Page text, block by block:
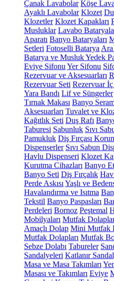
Çanak Lavabolar Köşe
Ayaklı Lavabolar Klozet
Klozetler Klozet Kapakları
Musluklar Lavabo
Aparatı Banyo Bataryaları
Setleri Fotoselli Batarya
Batarya ve Musluk Yedek
Eviye Sifonu Yer Sifonu
Rezervuar ve Aksesuarları
Rezervuar Seti Rezervuar İç
Yara Bandı Lif ve Süngerler
Tırnak Makası Banyo
Aksesuarları Tuvalet ve
Kağıtlık Seti Duş Rafı
Taburesi Sabunluk Sıvı
Pamukluk Diş Fırçası
Dispenserler Sıvı Sabun
Havlu Dispenseri Klozet
Kurutma Cihazları Banyo
Banyo Seti Diş Fırçalık
Perde Askısı Yaşlı ve
Havalandırma ve Isıtma
Tekstil Banyo Paspasları
Perdeleri Bornoz Peştemal
Mobilyaları Mutfak
Amaçlı Dolap Mini Mutfak
Mutfak Dolapları Mutfak
Sebze Dolabı Tabureler
Sandalyeleri Katlanır
Masa ve Masa Takımları
Masası ve Takımları Eviye